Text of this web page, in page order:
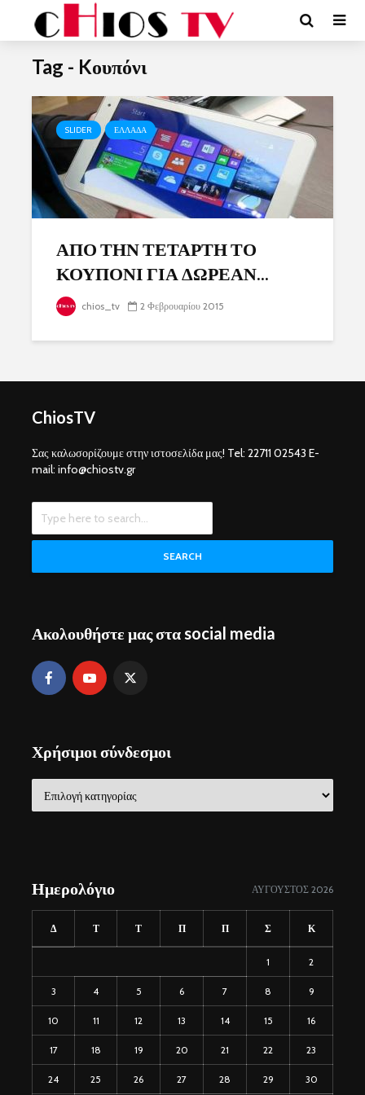
Tag - Kουπόνι
SLIDER ΕΛΛΑΔΑ
ΑΠΟ ΤΗΝ ΤΕΤΑΡΤΗ ΤΟ
ΚΟΥΠΟΝΙ ΓΙΑ ΔΩΡΕΑΝ...
chios_tv 2 Φεβρουαρίου 2015
ChiosTV
Σας καλωσορίζουμε στην ιστοσελίδα μας! Tel: 22711 02543 E-
mail: info@chiostv.gr
SEARCH
Ακολουθήστε μας στα social media
Χρήσιμοι σύνδεσμοι
σύνδεσμοι
Ημερολόγιο ΑΎΓΟΥΣΤΟΣ 2026
Δ Τ Τ Π Π Σ Κ
1 2
3 4 5 6 7 8 9
10 11 12 13 14 15 16
17 18 19 20 21 22 23
24 25 26 27 28 29 30